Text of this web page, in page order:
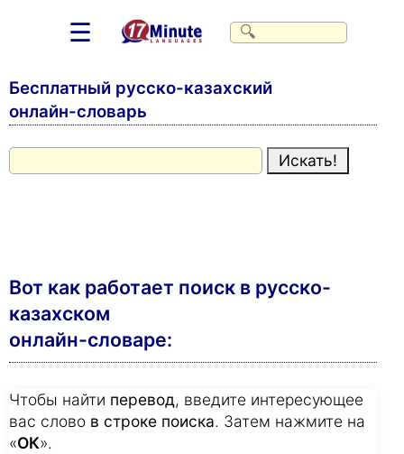
☰
Бесплатный русско-казахский
онлайн-словарь
Вот как работает поиск в русско-
казахском
онлайн-словаре:
Чтобы найти перевод, введите интересующее
вас слово в строке поиска. Затем нажмите на
«ОК».